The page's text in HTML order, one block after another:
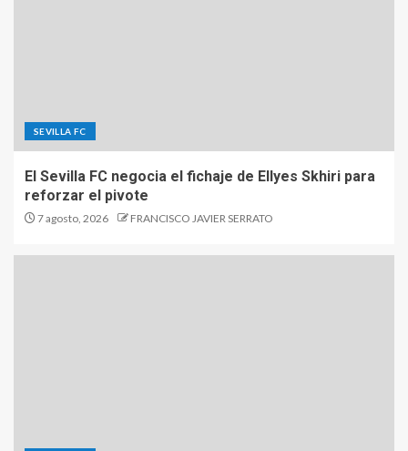
SEVILLA FC
El Sevilla FC negocia el fichaje de Ellyes Skhiri para
reforzar el pivote
7 agosto, 2026 FRANCISCO JAVIER SERRATO